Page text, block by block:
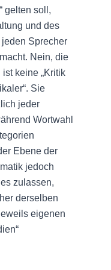
gelten soll,
und des
Sprecher
Nein, die
keine „Kritik
Sie
jeder
Wortwahl
Ebene der
jedoch
zulassen,
derselben
eigenen